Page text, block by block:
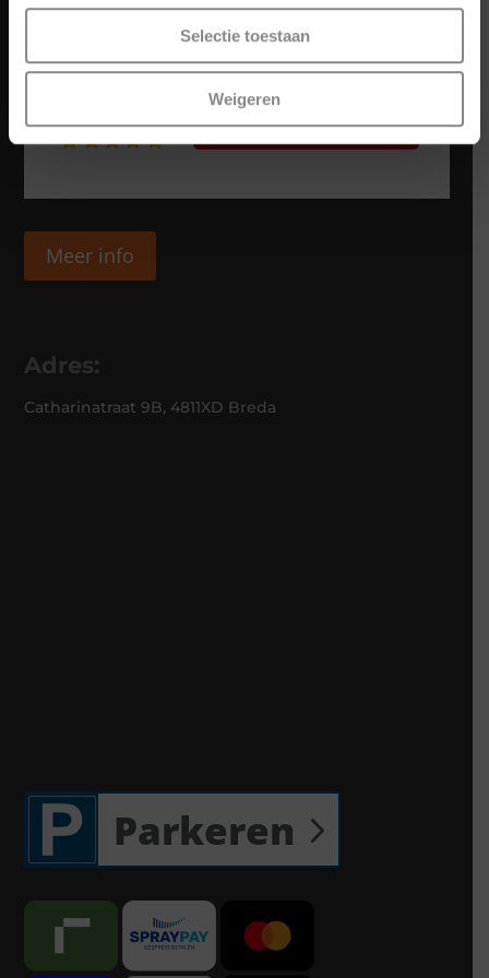
Selectie toestaan
Weigeren
Meer info
Adres:
Catharinatraat 9B, 4811XD Breda
Parkeren